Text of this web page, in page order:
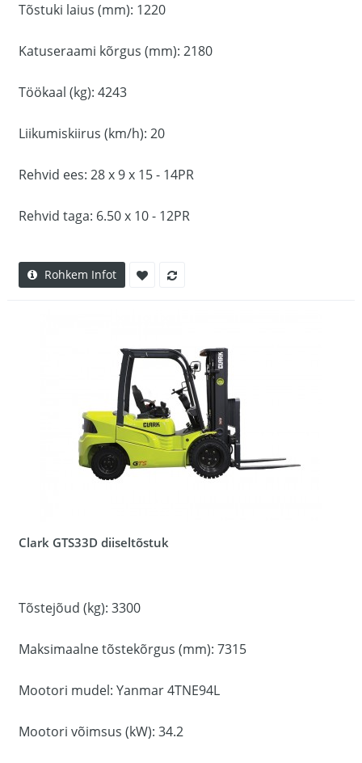
Tõstuki laius (mm): 1220
Katuseraami kõrgus (mm): 2180
Töökaal (kg): 4243
Liikumiskiirus (km/h): 20
Rehvid ees: 28 x 9 x 15 - 14PR
Rehvid taga: 6.50 x 10 - 12PR
Rohkem Infot
Clark GTS33D diiseltõstuk
Tõstejõud (kg): 3300
Maksimaalne tõstekõrgus (mm): 7315
Mootori mudel: Yanmar 4TNE94L
Mootori võimsus (kW): 34.2